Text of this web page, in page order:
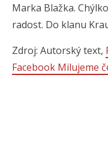
Marka Blažka.
radost. Do klanu
Zdroj: Autorský text,
Facebook Milujeme